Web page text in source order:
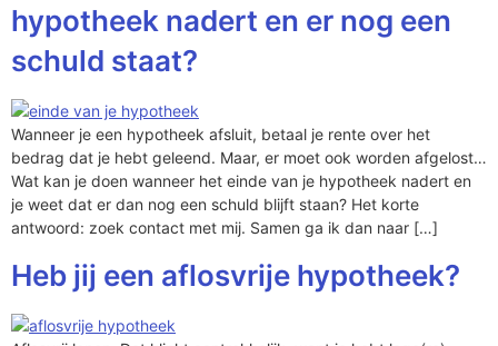
hypotheek nadert en er nog een
schuld staat?
Wanneer je een hypotheek afsluit, betaal je rente over het
bedrag dat je hebt geleend. Maar, er moet ook worden afgelost…
Wat kan je doen wanneer het einde van je hypotheek nadert en
je weet dat er dan nog een schuld blijft staan? Het korte
antwoord: zoek contact met mij. Samen ga ik dan naar […]
Heb jij een aflosvrije hypotheek?